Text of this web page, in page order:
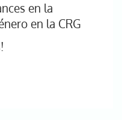
en la
en la CRG